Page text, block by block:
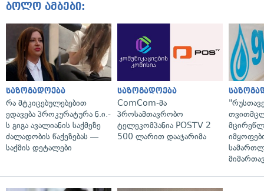
ბოლო ამბები:
საზოგადოება
რა მტკიცებულებებით
ედავება პროკურატურა ნ.ი.-
ს გიგა ავალიანის საქმეზე
ძალადობის წაქეზებას —
საქმის დეტალები
საზოგადოება
ComCom-მა
პროსამთავრობო
ტელეკომპანია POSTV 2
500 ლარით დააჯარიმა